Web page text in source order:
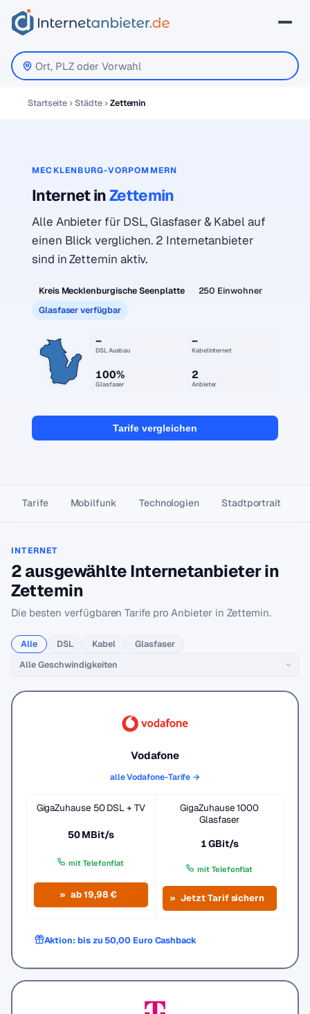
Startseite Städte Zettemin
MECKLENBURG-VORPOMMERN
Internet inZettemin
Alle Anbieter für DSL, Glasfaser & Kabel auf
einen Blick verglichen. 2 Internetanbieter
sind in Zettemin aktiv.
Kreis Mecklenburgische Seenplatte
250 Einwohner
Glasfaser verfügbar
–
DSL Ausbau
–
Kabelinternet
100%
Glasfaser
2
Anbieter
Tarife vergleichen
Tarife Mobilfunk Technologien Stadtportrait
INTERNET
2 ausgewählte Internetanbieter in
Zettemin
Die besten verfügbaren Tarife pro Anbieter in Zettemin.
Alle DSL Kabel Glasfaser
Vodafone
alle Vodafone-Tarife →
GigaZuhause 50 DSL + TV
50 MBit/s
mit Telefonflat
ab 19,98 €
GigaZuhause 1000
Glasfaser
1 GBit/s
mit Telefonflat
Jetzt Tarif sichern
Aktion: bis zu 50,00 Euro Cashback